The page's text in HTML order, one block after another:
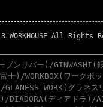
WORKHOUSE All Rights
ーブンリバー)/
)/WORKBOX(ワーク
WORK(グラネス
)/DIADORA(ディアドラ